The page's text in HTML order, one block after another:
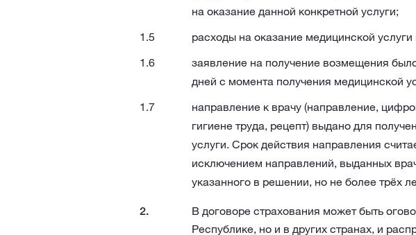
на оказание данной конкретной услуги;
расходы на оказание медицинской
заявление на получение возмещения
дней с момента получения медицинской
направление к врачу (направление,
гигиене труда, рецепт) выдано для
услуги. Срок действия направления
исключением направлений, выданных
указанного в решении, но не более трёх
В договоре страхования может быть
Республике, но и в других странах, и